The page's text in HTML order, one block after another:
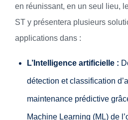
en réunissant, en un seul lieu,
ST y présentera plusieurs
applications dans :
L’Intelligence artificielle :
détection et classification
maintenance prédictive
Machine Learning (ML) de